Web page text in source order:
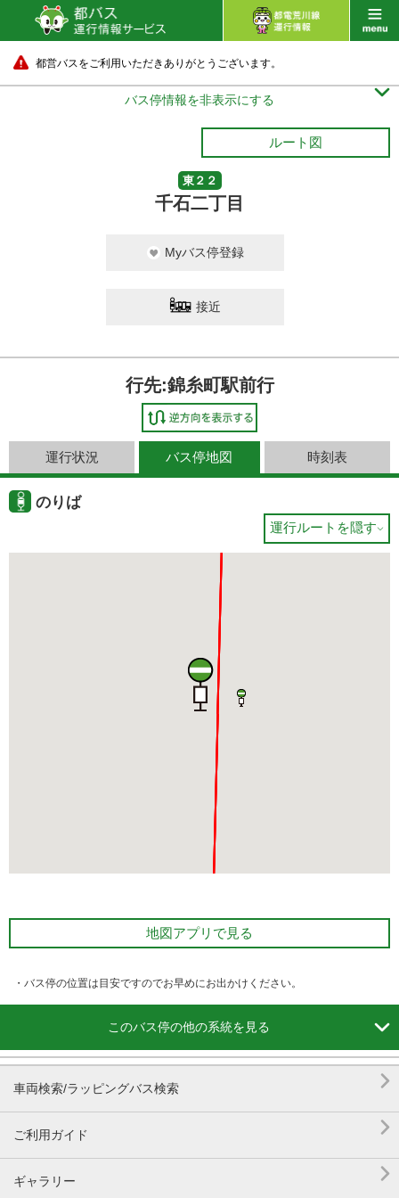
都営バスをご利用いただきありがとうございます。
バス停情報を非表示にする 
ルート図
東２２
千石二丁目
Myバス停登録
接近
行先:錦糸町駅前行
運行状況 バス停地図 時刻表
のりば
運行ルートを隠す
地図アプリで見る
・バス停の位置は目安ですのでお早めにお出かけください。
このバス停の他の系統を見る 
車両検索/ラッピングバス検索 
ご利用ガイド 
ギャラリー 